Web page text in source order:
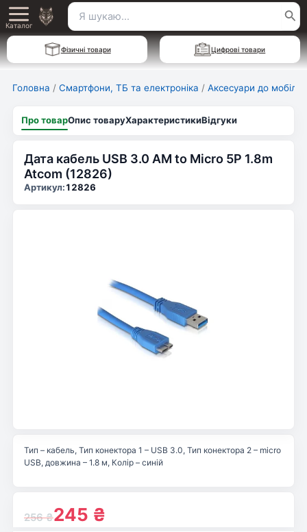
Перейти
до
вмісту
Main
Menu
Каталог
Пошук
для:
Фізичні товари Цифрові товари
Головна / Смартфони, ТБ та електроніка / Аксесуари до
Про товарОпис товаруХарактеристикиВідгуки
Дата кабель USB 3.0 AM to Micro 5P 1.8m
Atcom (12826)
Артикул:12826
256₴245 ₴
Тип – кабель, Тип конектора 1 – USB 3.0, Тип конектора 2 – micro
USB, довжина – 1.8 м, Колір – синій